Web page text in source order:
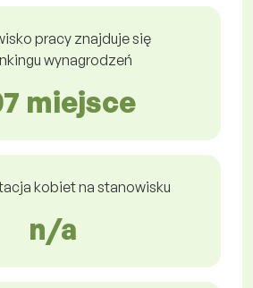
pracy znajduje się
wynagrodzeń
miejsce
kobiet na stanowisku
n/a